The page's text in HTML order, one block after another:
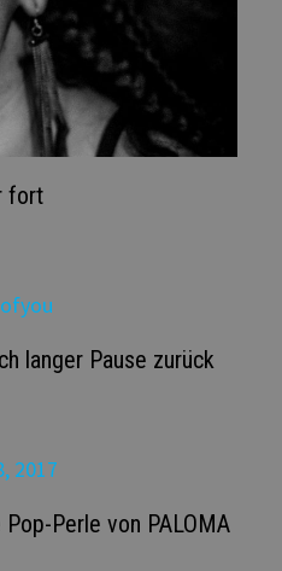
fort
langer Pause zurück
Pop-Perle von PALOMA